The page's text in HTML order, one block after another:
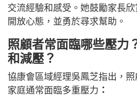
交流經驗和感受。她鼓勵家長
開放心態，並勇於尋求幫助。
照顧者常面臨哪些壓力
和減壓？
協康會區域經理吳鳳芝指出，
家庭通常面臨多重壓力 ：